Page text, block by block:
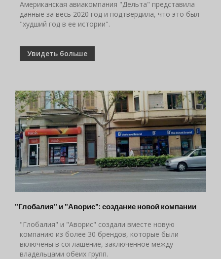
Американская авиакомпания "Дельта" представила
данные за весь 2020 год и подтвердила, что это был
"худший год в ее истории".
Увидеть больше
"Глобалия" и "Аворис": создание новой компании
"Глобалия" и "Аворис" создали вместе новую
компанию из более 30 брендов, которые были
включены в соглашение, заключенное между
владельцами обеих групп.